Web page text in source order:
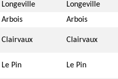
Longeville
Longeville
Arbois Arbois
Clairvaux Clairvaux
Le Pin Le Pin